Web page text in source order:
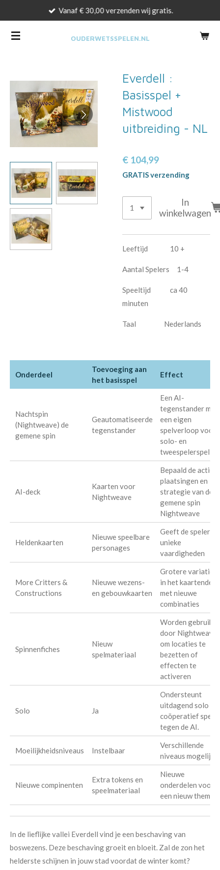
naar
OUDERWETSSPELEN.NL
Vanaf € 30,00 verzenden wij gratis.
Everdell :
Basisspel +
Mistwood
uitbreiding - NL
€ 104,99
GRATIS verzending
In
winkelwagen
Leeftijd 10 +
Aantal Spelers 1-4
Speeltijd ca 40
minuten
Taal Nederlands
Onderdeel
Toevoeging aan
het basisspel
Effect
Nachtspin
(Nightweave) de
gemene spin
Geautomatiseerde
tegenstander
Een AI-
tegenstander met
een eigen
spelverloop voor
solo- en
tweespelerspellen
AI-deck
Kaarten voor
Nightweave
Bepaald de acties,
plaatsingen en
strategie van de
gemene spin
Nightweave
Heldenkaarten
Nieuwe speelbare
personages
Geeft de spelers
unieke
vaardigheden
More Critters &
Constructions
Nieuwe wezens-
en gebouwkaarten
Grotere variatie
in het kaartendeck
met nieuwe
combinaties
Spinnenfiches
Nieuw
spelmateriaal
Worden gebruikt
door Nightweave
om locaties te
bezetten of
effecten te
activeren
Solo Ja
Ondersteunt
uitdagend solo én
coöperatief spel
tegen de AI.
Moeilijkheidsniveaus Instelbaar
Verschillende
niveaus mogelijk
Nieuwe compinenten
Extra tokens en
speelmateriaal
Nieuwe
onderdelen voor
een nieuw thema
In de lieflijke vallei Everdell vind je een beschaving van
boswezens. Deze beschaving groeit en bloeit. Zal de zon het
helderste schijnen in jouw stad voordat de winter komt?